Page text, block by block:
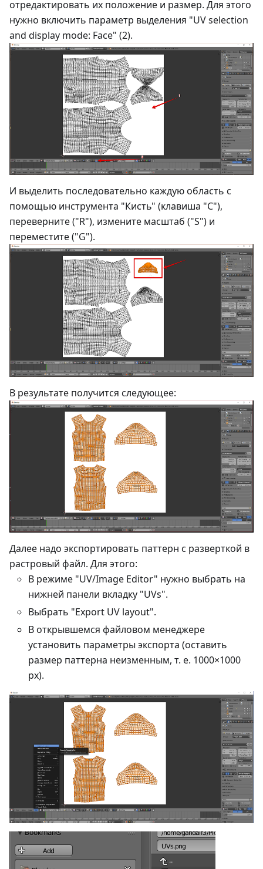
отредактировать их положение и размер. Для этого
нужно включить параметр выделения "UV selection
and display mode: Face" (2).
И выделить последовательно каждую область с
помощью инструмента "Кисть" (клавиша "С"),
переверните ("R"), измените масштаб ("S") и
переместите ("G").
В результате получится следующее:
Далее надо экспортировать паттерн с разверткой в
растровый файл. Для этого:
В режиме "UV/Image Editor" нужно выбрать на
нижней панели вкладку "UVs".
Выбрать "Export UV layout".
В открывшемся файловом менеджере
установить параметры экспорта (оставить
размер паттерна неизменным, т. е. 1000×1000
рх).